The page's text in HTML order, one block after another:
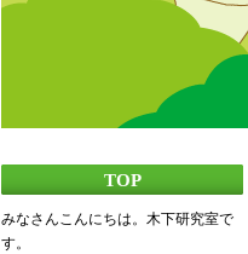
TOP
みなさんこんにちは。木下研究室で
す。